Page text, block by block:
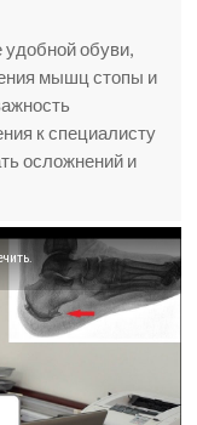
обуви,
мышц стопы и
к специалисту
осложнений и